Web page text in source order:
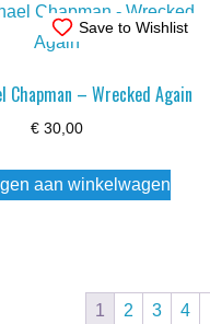
Save to Wishlist
Chapman – Wrecked Again
€30,00
aan winkelwagen
1 2 3 4